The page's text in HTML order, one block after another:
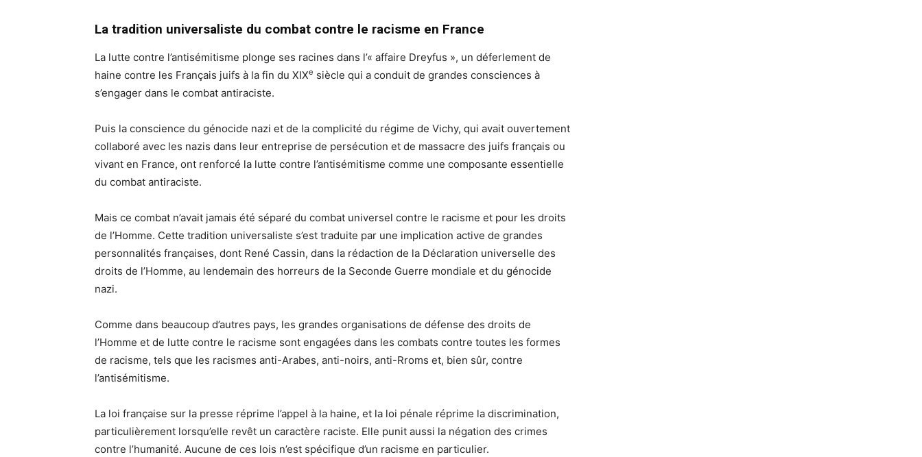
La tradition universaliste du combat contre le racisme en France
La lutte contre l’antisémitisme plonge ses racines dans l’« affaire Dreyfus », un déferlement de
haine contre les Français juifs à la fin du XIXe siècle qui a conduit de grandes consciences à
s’engager dans le combat antiraciste.
Puis la conscience du génocide nazi et de la complicité du régime de Vichy, qui avait ouvertement
collaboré avec les nazis dans leur entreprise de persécution et de massacre des juifs français ou
vivant en France, ont renforcé la lutte contre l’antisémitisme comme une composante essentielle
du combat antiraciste.
Mais ce combat n’avait jamais été séparé du combat universel contre le racisme et pour les droits
de l’Homme. Cette tradition universaliste s’est traduite par une implication active de grandes
personnalités françaises, dont René Cassin, dans la rédaction de la Déclaration universelle des
droits de l’Homme, au lendemain des horreurs de la Seconde Guerre mondiale et du génocide
nazi.
Comme dans beaucoup d’autres pays, les grandes organisations de défense des droits de
l’Homme et de lutte contre le racisme sont engagées dans les combats contre toutes les formes
de racisme, tels que les racismes anti-Arabes, anti-noirs, anti-Rroms et, bien sûr, contre
l’antisémitisme.
La loi française sur la presse réprime l’appel à la haine, et la loi pénale réprime la discrimination,
particulièrement lorsqu’elle revêt un caractère raciste. Elle punit aussi la négation des crimes
contre l’humanité. Aucune de ces lois n’est spécifique d’un racisme en particulier.